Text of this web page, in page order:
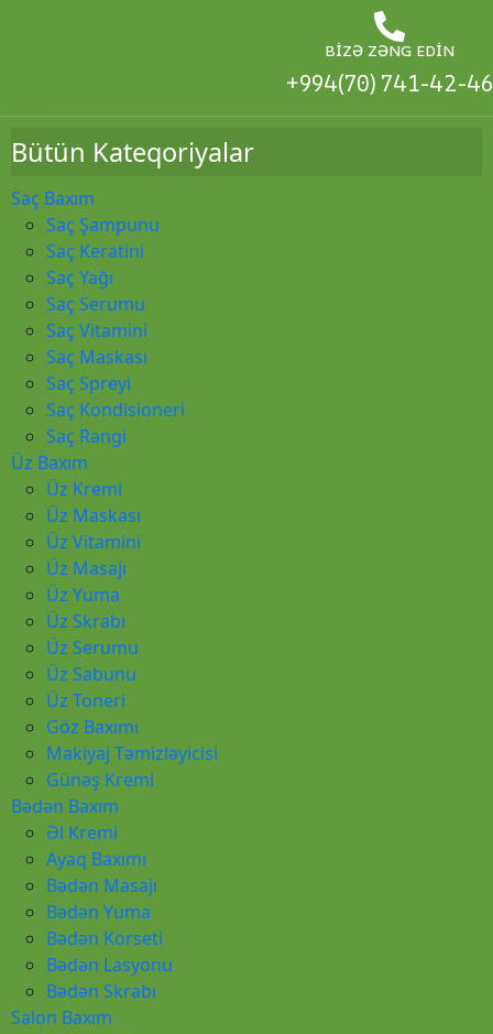
BIZƏ ZƏNG EDIN
+994(70) 741-42-46
Bütün Kateqoriyalar
Saç Baxım
Saç Şampunu
Saç Keratini
Saç Yağı
Saç Serumu
Saç Vitamini
Saç Maskası
Saç Spreyi
Saç Kondisioneri
Saç Rəngi
Üz Baxım
Üz Kremi
Üz Maskası
Üz Vitamini
Üz Masajı
Üz Yuma
Üz Skrabı
Üz Serumu
Üz Sabunu
Üz Toneri
Göz Baxımı
Makiyaj Təmizləyicisi
Günəş Kremi
Bədən Baxım
Əl Kremi
Ayaq Baxımı
Bədən Masajı
Bədən Yuma
Bədən Korseti
Bədən Lasyonu
Bədən Skrabı
Salon Baxım